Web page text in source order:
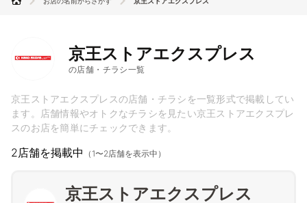
京王ストアエクスプレス
の店舗・チラシ一覧
京王ストアエクスプレスの店舗・チラシを一覧形式で掲載してい
ます。店舗情報やオトクなチラシを見たい京王ストアエクスプレ
スのお店を簡単にチェックできます。
2店舗を掲載中 （1〜2店舗を表示中）
京王ストアエクスプレス